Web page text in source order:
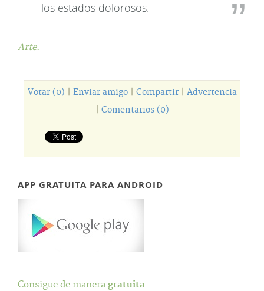
los estados dolorosos.
Arte.
Votar (0) Enviar amigo| Compartir| Advertencia
Comentarios (0)
APP GRATUITA PARA ANDROID
Consigue de manera gratuita